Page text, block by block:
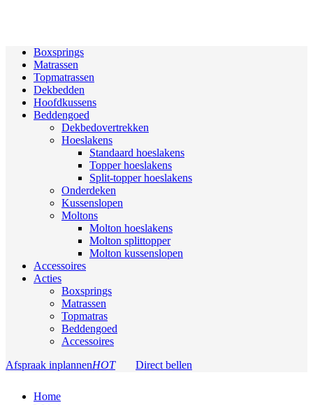
Boxsprings
Matrassen
Topmatrassen
Dekbedden
Hoofdkussens
Beddengoed
Dekbedovertrekken
Hoeslakens
Standaard hoeslakens
Topper hoeslakens
Split-topper hoeslakens
Onderdeken
Kussenslopen
Moltons
Molton hoeslakens
Molton splittopper
Molton kussenslopen
Accessoires
Acties
Boxsprings
Matrassen
Topmatras
Beddengoed
Accessoires
Afspraak inplannenHOT Direct bellen
Home